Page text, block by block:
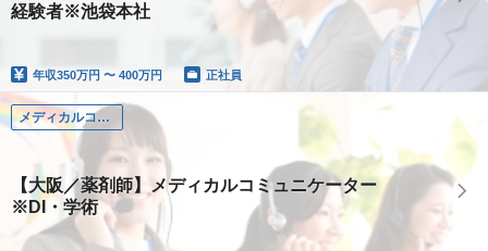
経験者※池袋本社
年収350万円 〜 400万円 正社員
メディカルコミュニケーター（薬剤師）
【大阪／薬剤師】メディカルコミュニケーター
※DI・学術